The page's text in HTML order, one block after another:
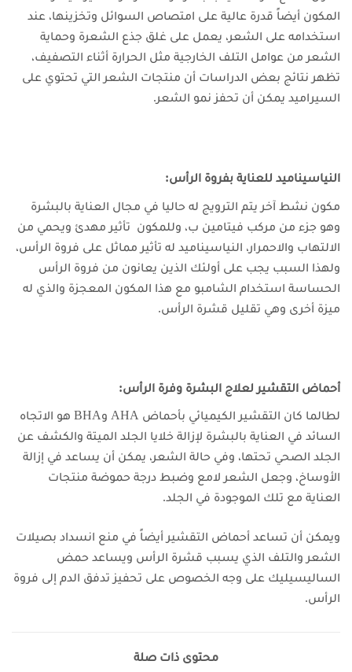
المكون أيضاً قدرة عالية على امتصاص السوائل وتخزينها، عند
استخدامه على الشعر، يعمل على غلق جذع الشعرة وحماية
الشعر من عوامل التلف الخارجية مثل الحرارة أثناء التصفيف،
تظهر نتائج بعض الدراسات أن منتجات الشعر التي تحتوي على
السيراميد يمكن أن تحفز نمو الشعر.
النياسيناميد للعناية بفروة الرأس:
مكون نشط آخر يتم الترويج له حاليا في مجال العناية بالبشرة
وهو جزء من مركب فيتامين ب، وللمكون تأثير مهدئ ويحمي من
الالتهاب والاحمرار، النياسيناميد له تأثير مماثل على فروة الرأس،
ولهذا السبب يجب على أولئك الذين يعانون من فروة الرأس
الحساسة استخدام الشامبو مع هذا المكون المعجزة والذي له
ميزة أخرى وهي تقليل قشرة الرأس.
أحماض التقشير لعلاج البشرة وفرة الرأس:
لطالما كان التقشير الكيميائي بأحماض AHA وBHA هو الاتجاه
السائد في العناية بالبشرة لإزالة خلايا الجلد الميتة والكشف عن
الجلد الصحي تحتها، وفي حالة الشعر، يمكن أن يساعد في إزالة
الأوساخ، وجعل الشعر لامع وضبط درجة حموضة منتجات
العناية مع تلك الموجودة في الجلد.
ويمكن أن تساعد أحماض التقشير أيضاً في منع انسداد بصيلات
الشعر والتلف الذي يسبب قشرة الرأس ويساعد حمض
الساليسيليك على وجه الخصوص على تحفيز تدفق الدم إلى فروة
الرأس.
محتوى ذات صلة